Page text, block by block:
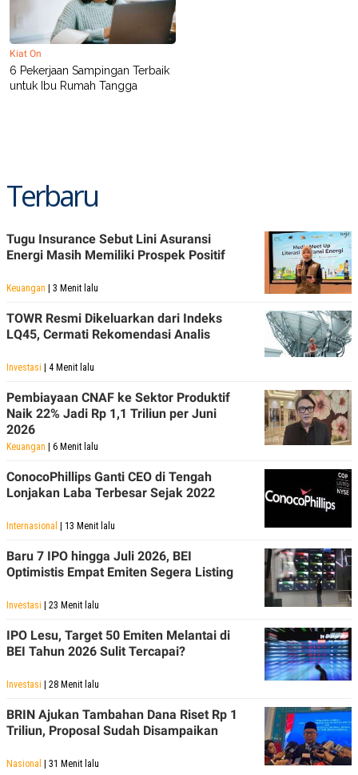
Kiat On
6 Pekerjaan Sampingan Terbaik
untuk Ibu Rumah Tangga
Terbaru
Tugu Insurance Sebut Lini Asuransi
Energi Masih Memiliki Prospek Positif
Keuangan | 3 Menit lalu
TOWR Resmi Dikeluarkan dari Indeks
LQ45, Cermati Rekomendasi Analis
Investasi | 4 Menit lalu
Pembiayaan CNAF ke Sektor Produktif
Naik 22% Jadi Rp 1,1 Triliun per Juni
2026
Keuangan | 6 Menit lalu
ConocoPhillips Ganti CEO di Tengah
Lonjakan Laba Terbesar Sejak 2022
Internasional | 13 Menit lalu
Baru 7 IPO hingga Juli 2026, BEI
Optimistis Empat Emiten Segera Listing
Investasi | 23 Menit lalu
IPO Lesu, Target 50 Emiten Melantai di
BEI Tahun 2026 Sulit Tercapai?
Investasi | 28 Menit lalu
BRIN Ajukan Tambahan Dana Riset Rp 1
Triliun, Proposal Sudah Disampaikan
Nasional | 31 Menit lalu